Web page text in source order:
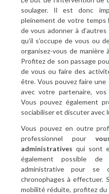
soulager. Il est donc
pleinement de votre temps
de vous adonner à
qu’il s’occupe de vous ou
organisez-vous de manière
Profitez de son passage
de vous ou faire des
être. Vous pouvez faire
avec votre partenaire,
Vous pouvez également
sociabiliser et discuter avec
Vous pouvez en outre
professionnel pour
administratives qui sont
également possible de
administrative pour se
chronophages à effectuer.
mobilité réduite, profitez